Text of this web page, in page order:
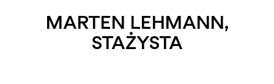
MARTEN LEHMANN,
STAŻYSTA